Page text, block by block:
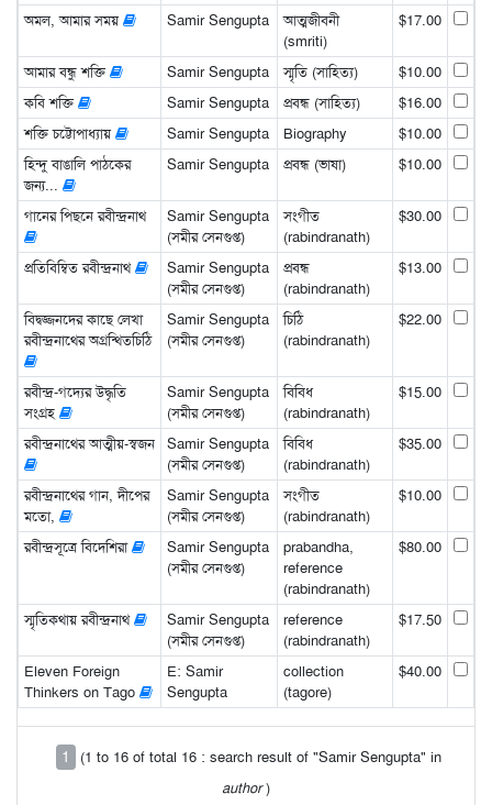
অমল, আমার সময় Samir Sengupta
আত্মজীবনী
(smriti)
$17.00
আমার বন্ধু শক্তি Samir Sengupta স্মৃতি (সাহিত্য)
$10.00
কবি শক্তি
Samir Sengupta প্রবন্ধ (সাহিত্য)
$16.00
শক্তি চট্টোপাধ্যায়
Samir Sengupta Biography
$10.00
হিন্দু বাঙালি পাঠকের
জন্য...
Samir Sengupta প্রবন্ধ (ভাষা) $10.00
গানের পিছনে রবীন্দ্রনাথ
Samir Sengupta
(সমীর সেনগুপ্ত)
সংগীত
(rabindranath)
$30.00
প্রতিবিম্বিত রবীন্দ্রনাথ
Samir Sengupta
(সমীর সেনগুপ্ত)
প্রবন্ধ
(rabindranath)
$13.00
বিদ্বজ্জনদের কাছে লেখা
রবীন্দ্রনাথের অগ্রন্থিতচিঠি
Samir Sengupta
(সমীর সেনগুপ্ত)
চিঠি
(rabindranath)
$22.00
রবীন্দ্র-গদ্যের উদ্ধৃতি
সংগ্রহ
Samir Sengupta
(সমীর সেনগুপ্ত)
বিবিধ
(rabindranath)
$15.00
রবীন্দ্রনাথের আত্মীয়-স্বজন
Samir Sengupta
(সমীর সেনগুপ্ত)
বিবিধ
(rabindranath)
$35.00
রবীন্দ্রনাথের গান, দীপের
মতো,
Samir Sengupta
(সমীর সেনগুপ্ত)
সংগীত
(rabindranath)
$10.00
রবীন্দ্রসূত্রে বিদেশিরা
Samir Sengupta
(সমীর সেনগুপ্ত)
prabandha,
reference
(rabindranath)
$80.00
স্মৃতিকথায় রবীন্দ্রনাথ
Samir Sengupta
(সমীর সেনগুপ্ত)
reference
(rabindranath)
$17.50
Eleven Foreign
Thinkers on Tago
E: Samir
Sengupta
collection
(tagore)
$40.00
1
(1 to 16 of total 16 : search result of "Samir Sengupta" in
author)